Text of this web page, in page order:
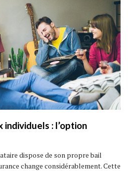
individuels : l’option
dispose de son propre bail
change considérablement. Cette